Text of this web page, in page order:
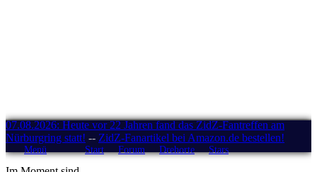
07.08.2026: Heute vor 22 Jahren fand das ZidZ-Fantreffen am
Nürburgring statt! -- ZidZ-Fanartikel bei Amazon.de bestellen!
Menü Start Forum Drehorte Stars